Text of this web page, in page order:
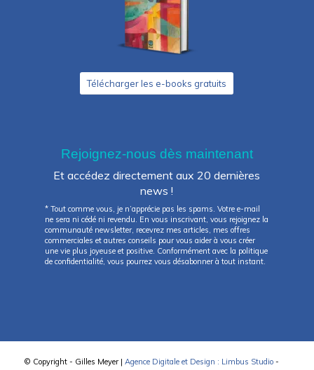
Télécharger les e-books gratuits
Rejoignez-nous dès maintenant
Et accédez directement aux 20 dernières
news !
* Tout comme vous, je n’apprécie pas les spams. Votre e-mail
ne sera ni cédé ni revendu. En vous inscrivant, vous rejoignez la
communauté newsletter, recevrez mes articles, mes offres
commerciales et autres conseils pour vous aider à vous créer
une vie plus joyeuse et positive. Conformément avec la politique
de confidentialité, vous pourrez vous désabonner à tout instant.
© Copyright - Gilles Meyer | Agence Digitale et Design : Limbus Studio-